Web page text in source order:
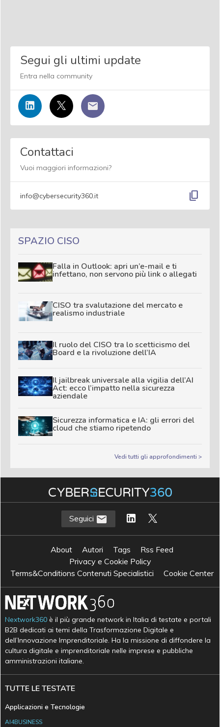
Segui gli ultimi update
Entra nella community
Contattaci
Vuoi maggiori informazioni?
info@cybersecurity360.it content_copy
SPAZIO CISO
Falla in Outlook: apri un’e-mail e ti
infettano, non servono più link o allegati
CISO tra svalutazione del mercato e
realismo industriale
Il ruolo del CISO tra lo scetticismo del
Board e la rivoluzione dell’IA
Il jailbreak universale alla vigilia dell’AI
Act: ecco l’impatto nella sicurezza
aziendale
Sicurezza informatica e IA: gli errori del
cloud che stiamo ripetendo
Vedi tutti gli approfondimenti >
Seguici
About Autori Tags
Rss Feed
Privacy e Cookie Policy
Terms&Conditions Contenuti Specialistici
Cookie Center
Nextwork360 è il più grande network in Italia di testate e portali
B2B dedicati ai temi della Trasformazione Digitale e
dell’Innovazione Imprenditoriale. Ha la missione di diffondere la
cultura digitale e imprenditoriale nelle imprese e pubbliche
amministrazioni italiane.
TUTTE LE TESTATE
Applicazioni e Tecnologie
AI4BUSINESS